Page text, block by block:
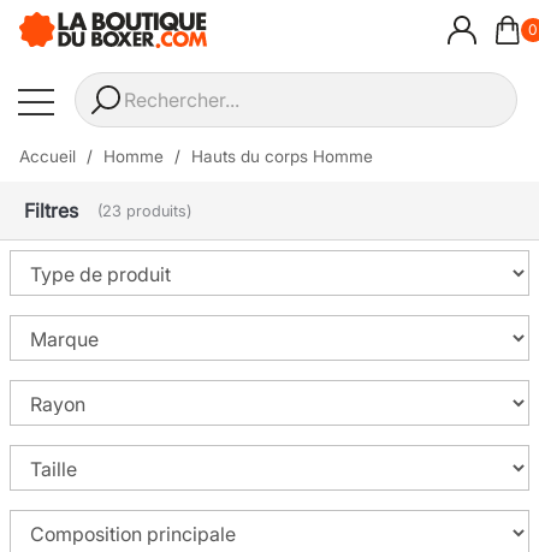
0
Accueil Homme Hauts du corps Homme
Filtres (23 produits)